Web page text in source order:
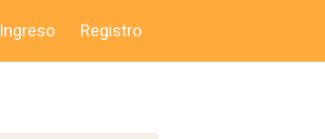
Ingreso Registro